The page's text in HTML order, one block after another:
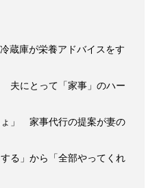
蔵庫が栄養アドバイスをす
夫にとって「家事」のハー
ょ」 家事代行の提案が妻の
る」から「全部やってくれ